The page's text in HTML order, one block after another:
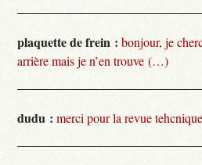
plaquette de frein : bonjour, je
arrière mais je n’en trouve (…)
dudu : merci pour la revue tehcnique